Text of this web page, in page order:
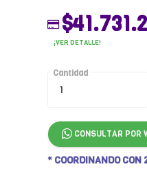
$41.731.2
¡VER DETALLE!
Cantidad
CONSULTAR POR
* COORDINANDO